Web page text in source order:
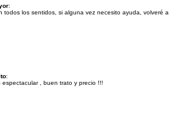
:
todos los sentidos, si alguna vez necesito ayuda, volveré a
:
, buen trato y precio !!!